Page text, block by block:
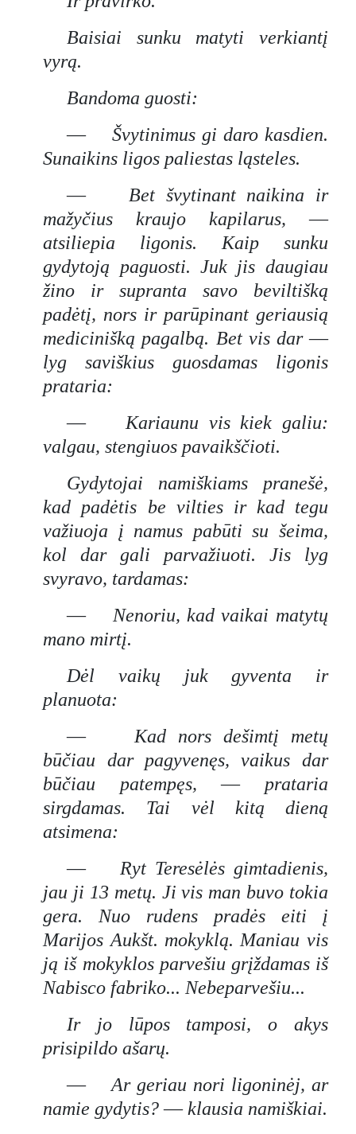
Baisiai sunku matyti verkiantį
vyrą.
Bandoma guosti:
— Švytinimus gi daro kasdien.
Sunaikins ligos paliestas ląsteles.
— Bet švytinant naikina ir
mažyčius kraujo kapilarus, —
atsiliepia ligonis. Kaip sunku
gydytoją paguosti. Juk jis daugiau
žino ir supranta savo beviltišką
padėtį, nors ir parūpinant geriausią
medicinišką pagalbą. Bet vis dar—
lyg saviškius guosdamas ligonis
prataria:
— Kariaunu vis kiek galiu:
valgau, stengiuos pavaikščioti.
Gydytojai namiškiams pranešė,
kad padėtis be vilties ir kad tegu
važiuoja į namus pabūti su šeima,
kol dar gali parvažiuoti. Jis lyg
svyravo, tardamas:
— Nenoriu, kad vaikai matytų
mano mirtį.
Dėl vaikų juk gyventa ir
planuota:
— Kad nors dešimtį metų
būčiau dar pagyvenęs, vaikus dar
būčiau patempęs, — prataria
sirgdamas. Tai vėl kitą dieną
atsimena:
— Ryt Teresėlės gimtadienis,
jau ji 13 metų. Ji vis man buvo tokia
gera. Nuo rudens pradės eiti į
Marijos Aukšt. mokyklą. Maniau vis
ją iš mokyklos parvešiu grįždamas iš
Nabisco fabriko... Nebeparvešiu...
Ir jo lūpos tamposi, o akys
prisipildo ašarų.
—Ar geriau nori ligoninėj, ar
namie gydytis?— klausia namiškiai.